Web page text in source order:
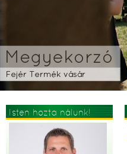
Isten hozta nálunk!